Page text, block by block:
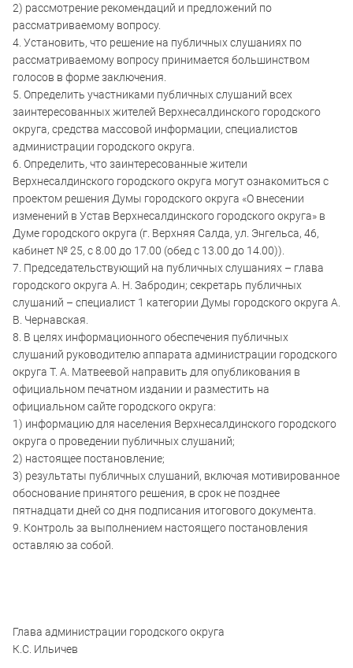
2) рассмотрение рекомендаций и предложений по
рассматриваемому вопросу.
4. Установить, что решение на публичных слушаниях по
рассматриваемому вопросу принимается большинством
голосов в форме заключения.
5. Определить участниками публичных слушаний всех
заинтересованных жителей Верхнесалдинского городского
округа, средства массовой информации, специалистов
администрации городского округа.
6. Определить, что заинтересованные жители
Верхнесалдинского городского округа могут ознакомиться с
проектом решения Думы городского округа «О внесении
изменений в Устав Верхнесалдинского городского округа» в
Думе городского округа (г. Верхняя Салда, ул. Энгельса, 46,
кабинет № 25, с 8.00 до 17.00 (обед с 13.00 до 14.00)).
7. Председательствующий на публичных слушаниях – глава
городского округа А. Н. Забродин; секретарь публичных
слушаний – специалист 1 категории Думы городского округа А.
В. Чернавская.
8. В целях информационного обеспечения публичных
слушаний руководителю аппарата администрации городского
округа Т. А. Матвеевой направить для опубликования в
официальном печатном издании и разместить на
официальном сайте городского округа:
1) информацию для населения Верхнесалдинского городского
округа о проведении публичных слушаний;
2) настоящее постановление;
3) результаты публичных слушаний, включая мотивированное
обоснование принятого решения, в срок не позднее
пятнадцати дней со дня подписания итогового документа.
9. Контроль за выполнением настоящего постановления
оставляю за собой.
Глава администрации городского округа
К.С. Ильичев